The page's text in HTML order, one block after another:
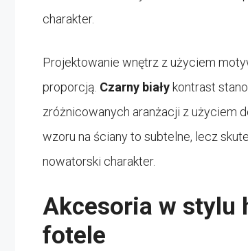
charakter.
Projektowanie wnętrz z użyciem
proporcją. Czarny biały kontrast
zróżnicowanych aranżacji z użyciem
wzoru na ściany to subtelne, lecz
nowatorski charakter.
Akcesoria w stylu
fotele